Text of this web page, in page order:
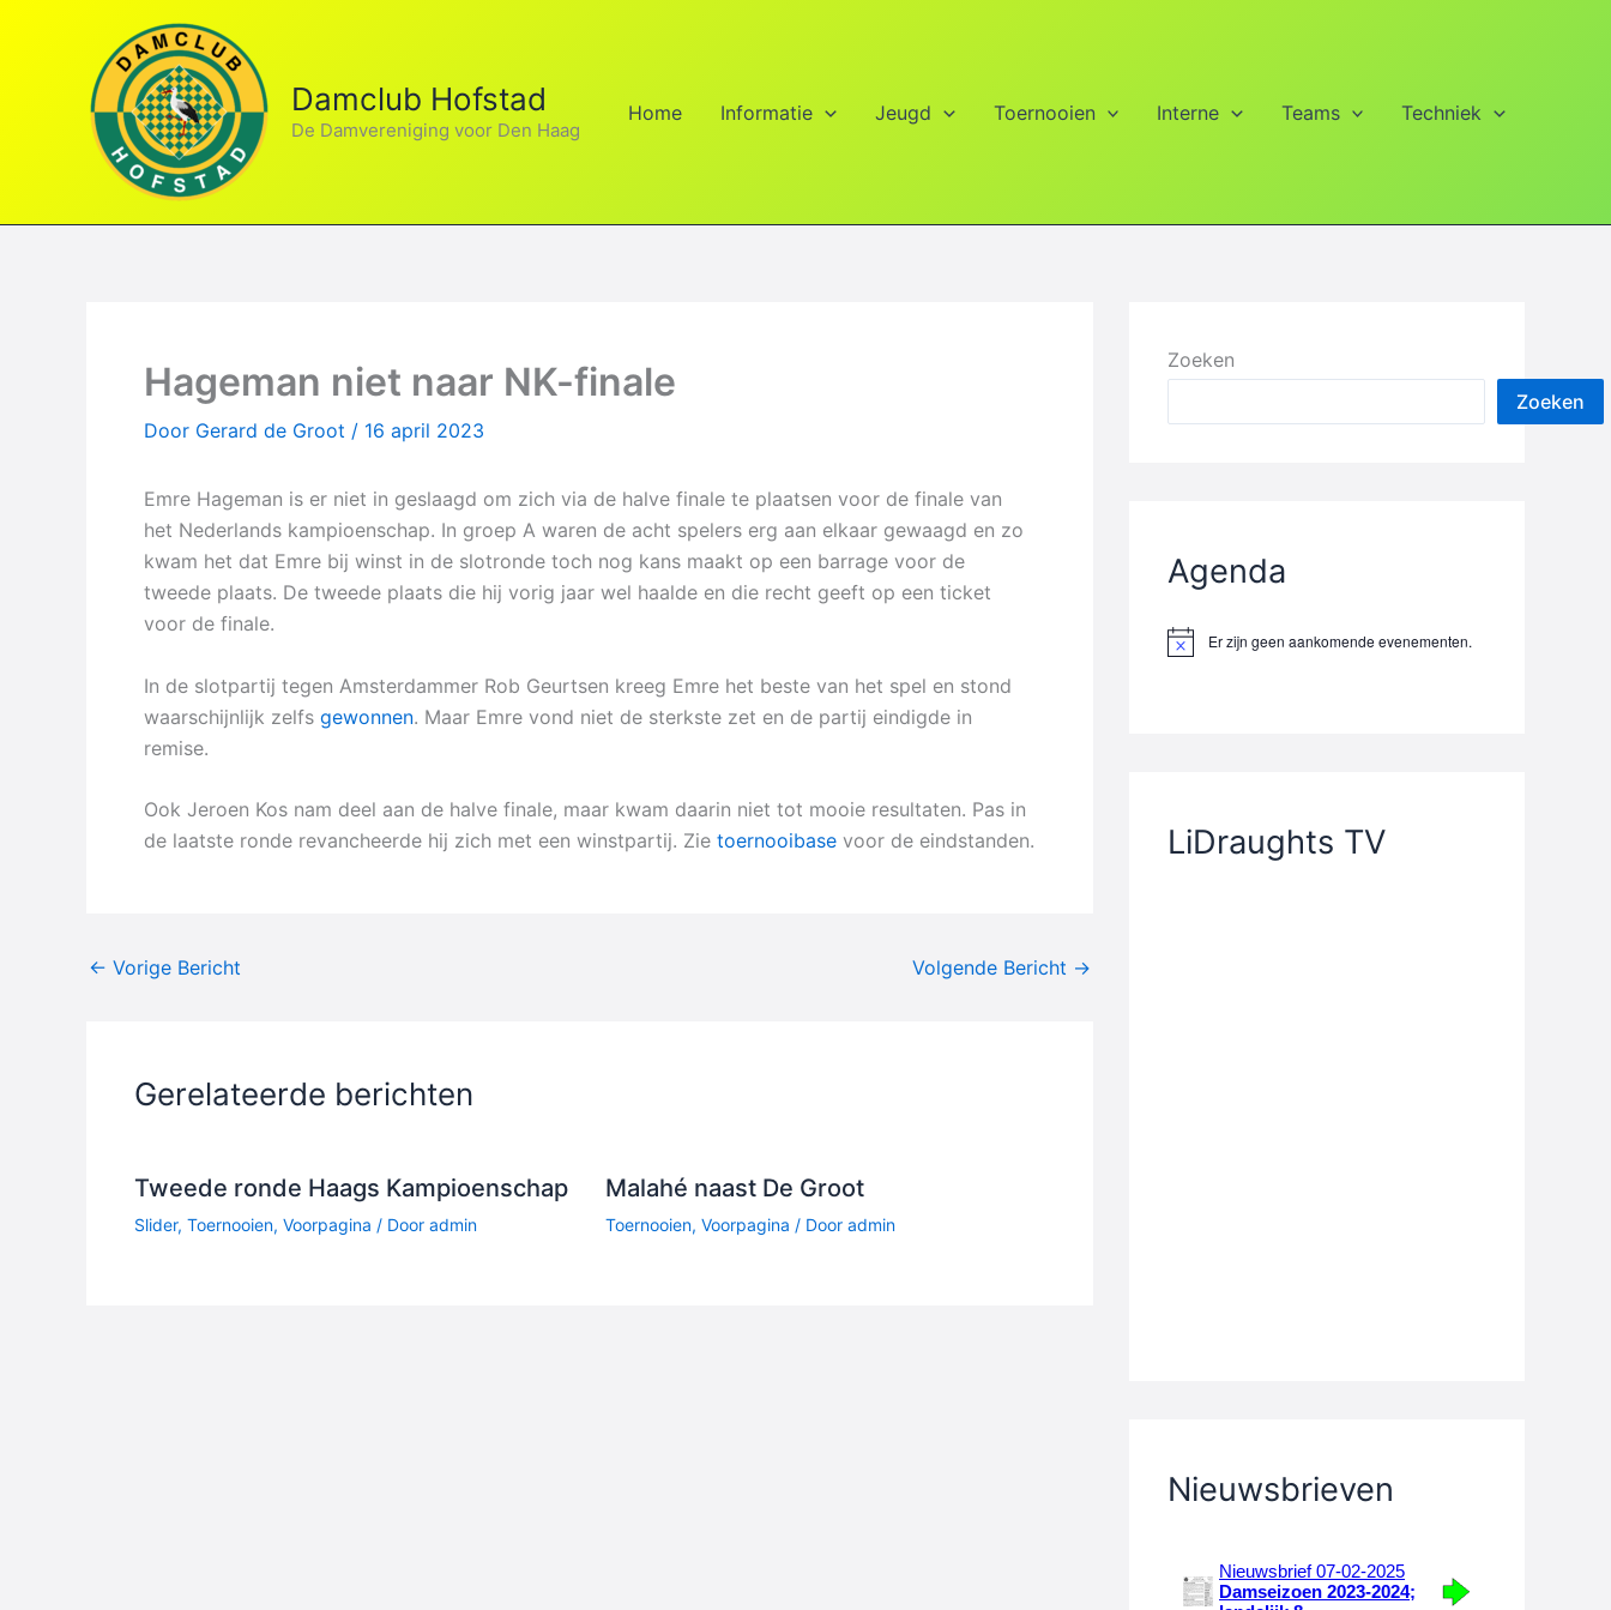
Damclub Hofstad
De Damvereniging voor Den Haag
Home Informatie Jeugd Toernooien Interne Teams Techniek
Hageman niet naar NK-finale
Door Gerard de Groot / 16 april 2023
Emre Hageman is er niet in geslaagd om zich via de halve finale te plaatsen voor de finale van
het Nederlands kampioenschap. In groep A waren de acht spelers erg aan elkaar gewaagd en zo
kwam het dat Emre bij winst in de slotronde toch nog kans maakt op een barrage voor de
tweede plaats. De tweede plaats die hij vorig jaar wel haalde en die recht geeft op een ticket
voor de finale.
In de slotpartij tegen Amsterdammer Rob Geurtsen kreeg Emre het beste van het spel en stond
waarschijnlijk zelfs gewonnen. Maar Emre vond niet de sterkste zet en de partij eindigde in
remise.
Ook Jeroen Kos nam deel aan de halve finale, maar kwam daarin niet tot mooie resultaten. Pas in
de laatste ronde revancheerde hij zich met een winstpartij. Zie toernooibase voor de eindstanden.
← Vorige Bericht Volgende Bericht →
Gerelateerde berichten
Tweede ronde Haags Kampioenschap
Slider, Toernooien, Voorpagina / Door admin
Malahé naast De Groot
Toernooien, Voorpagina / Door admin
Zoeken
Zoeken
Agenda
Er zijn geen aankomende evenementen.
LiDraughts TV
Nieuwsbrieven